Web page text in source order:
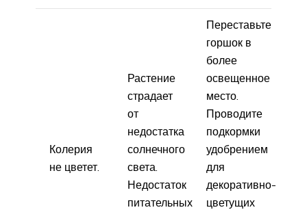
Колерия
не цветет.
Растение
страдает
от
недостатка
солнечного
света.
Недостаток
питательных
Переставьте
горшок в
более
освещенное
место.
Проводите
подкормки
удобрением
для
декоративно-
цветущих